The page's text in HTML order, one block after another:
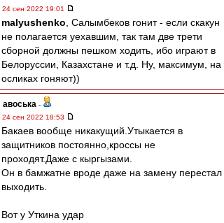
24 сен 2022 19:01
malyushenko , Салымбеков гонит - если скакун
не полагается уехавшим, так там две трети
сборной должны пешком ходить, ибо играют в
Белоруссии, Казахстане и т.д. Ну, максимум, на
осликах гоняют))
авоська -
24 сен 2022 18:53
Бакаев вообще никакущий.Утыкается в
защитников постоянно,кроссы не
проходят.Даже с кыргызами.
Он в бамжатне вроде даже на замену перестал
выходить.
Вот у Уткина удар